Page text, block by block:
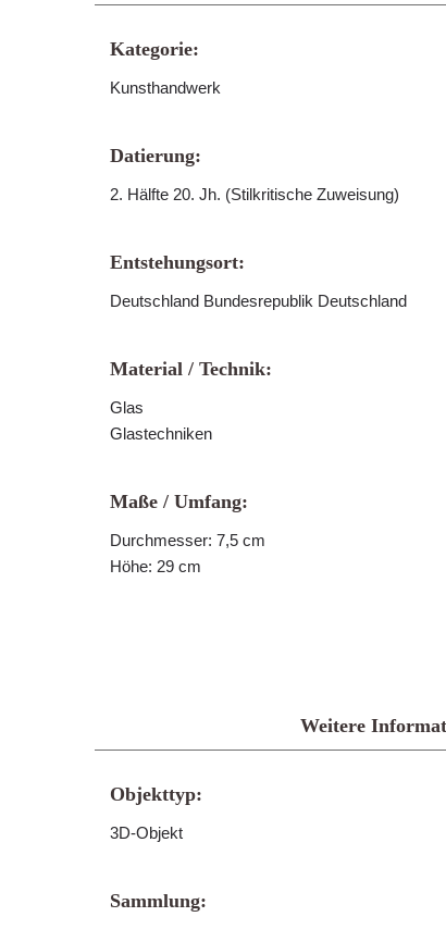
Kategorie:
Kunsthandwerk
Datierung:
2. Hälfte 20. Jh. (Stilkritische Zuweisung)
Entstehungsort:
Deutschland Bundesrepublik Deutschland
Material / Technik:
Glas
Glastechniken
Maße / Umfang:
Durchmesser: 7,5 cm
Höhe: 29 cm
Weitere
Objekttyp:
3D-Objekt
Sammlung: